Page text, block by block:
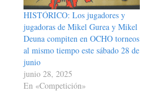
HISTÓRICO: Los jugadores y
jugadoras de Mikel Gurea y Mikel
Deuna compiten en OCHO torneos
al mismo tiempo este sábado 28 de
junio
junio 28, 2025
En «Competición»